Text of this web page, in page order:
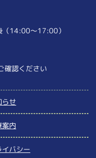
14:00〜17:00）
確認ください
らせ
案内
イバシー